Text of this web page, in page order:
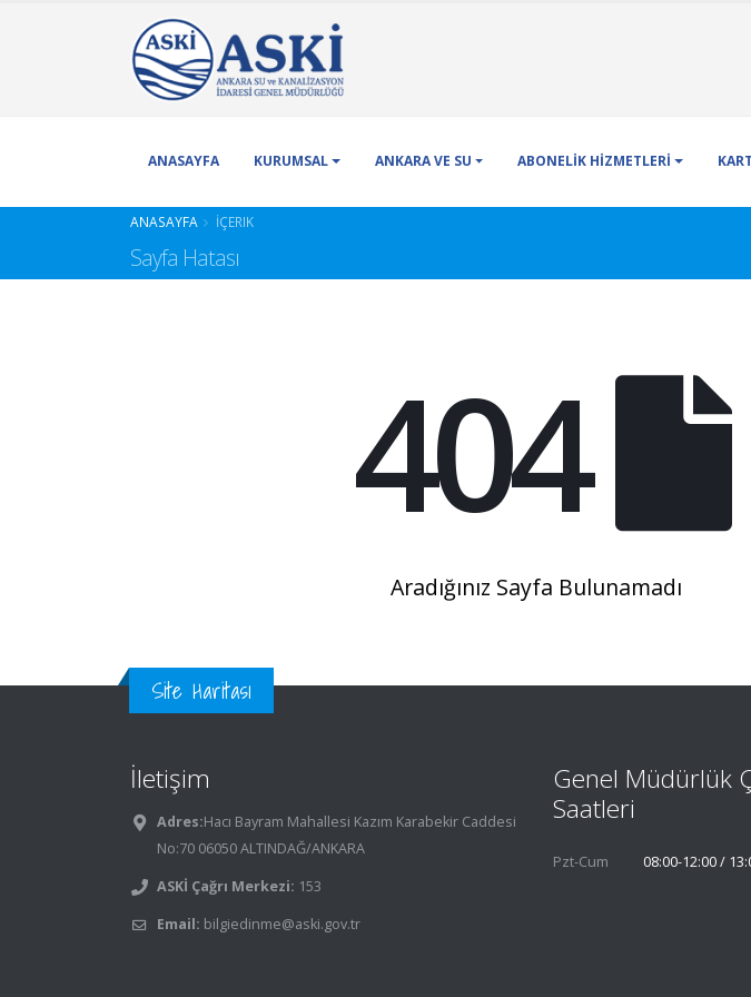
ANASAYFA KURUMSAL ANKARA VE SU ABONELİK HİZMETLERİ
ANASAYFA İÇERIK
Sayfa Hatası
404
Aradığınız Sayfa Bulunamadı
Site Haritası
İletişim
Adres:Hacı Bayram Mahallesi Kazım Karabekir Caddesi
No:70 06050 ALTINDAĞ/ANKARA
ASKİ Çağrı Merkezi: 153
Email: bilgiedinme@aski.gov.tr
Genel Müdürlük
Saatleri
Pzt-Cum 08:00-12:00 /